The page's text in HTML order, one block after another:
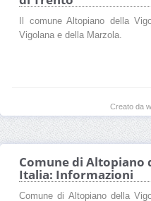
Il comune Altopiano della
Vigolana e della Marzola.
Creato da
Comune di Altopiano
Italia: Informazioni
Comune di Altopiano della